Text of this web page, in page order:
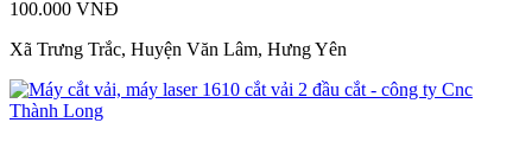
100.000 VNĐ
Xã Trưng Trắc, Huyện Văn Lâm, Hưng Yên